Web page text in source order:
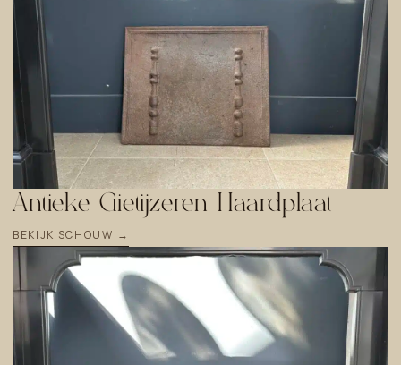
Antieke Gietijzeren Haardplaat
BEKIJK SCHOUW →